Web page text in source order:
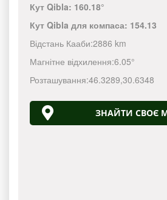
Кут Qibla: 160.18°
Кут Qibla для компаса: 154.13
Відстань Кааби:2886 km
Магнітне відхилення:6.05°
Розташування:46.3289,30.6348
ЗНАЙТИ СВОЄ